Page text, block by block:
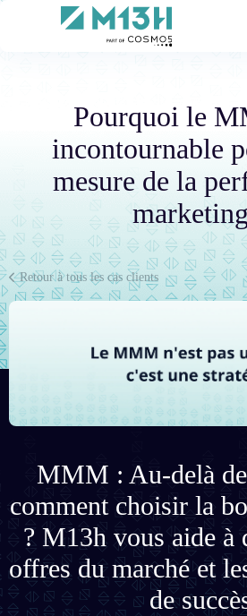
Pourquoi le
incontournable
mesure de la
Retour à tous les cas clients
MMM : Au-delà
comment choisir la
? M13h vous aide à
offres du marché et
de